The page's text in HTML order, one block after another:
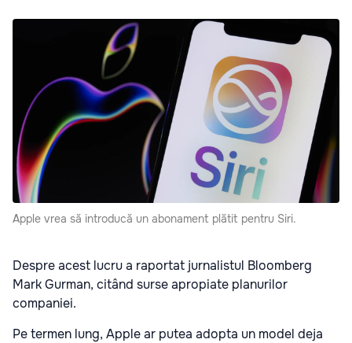
Apple vrea să introducă un abonament plătit pentru Siri.
Despre acest lucru a raportat jurnalistul Bloomberg
Mark Gurman, citând surse apropiate planurilor
companiei.
Pe termen lung, Apple ar putea adopta un model deja